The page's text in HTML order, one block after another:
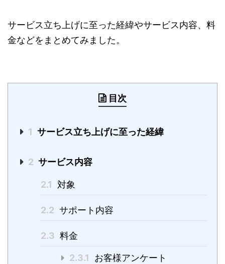
サービス立ち上げに至った経緯やサービス内容、料
金などをまとめてみました。
目次
1 サービス立ち上げに至った経緯
2 サービス内容
2.1 対象
2.2 サポート内容
2.3 料金
2.3.1
お客様アンケート